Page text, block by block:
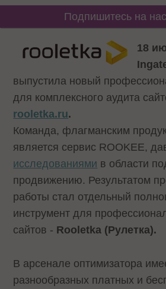
Подпишитесь на
18
выпустила новый
для комплексного аудита
rooletka.ru.
Команда, флагманским
является сервис ROOKEE,
исследованиями в области
продвижению. Результатом
работы стал отдельный
инструмент для
сайтов - Rooletka (Рулетка).
В арсенале оптимизатора
разнообразных платных и